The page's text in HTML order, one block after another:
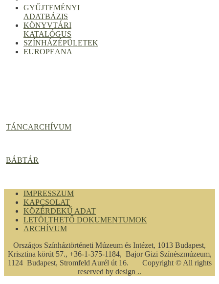
GYŰJTEMÉNYI
ADATBÁZIS
KÖNYVTÁRI
KATALÓGUS
SZÍNHÁZÉPÜLETEK
EUROPEANA
TÁNCARCHÍVUM
BÁBTÁR
IMPRESSZUM
KAPCSOLAT
KÖZÉRDEKŰ ADAT
LETÖLTHETŐ DOKUMENTUMOK
ARCHÍVUM
Országos Színháztörténeti Múzeum és Intézet, 1013 Budapest,
Krisztina körút 57., +36-1-375-1184, Bajor Gizi Színészmúzeum,
1124 Budapest, Stromfeld Aurél út 16. Copyright © All rights
reserved by design ..